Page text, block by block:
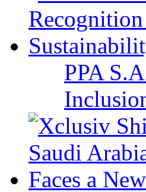
PPA